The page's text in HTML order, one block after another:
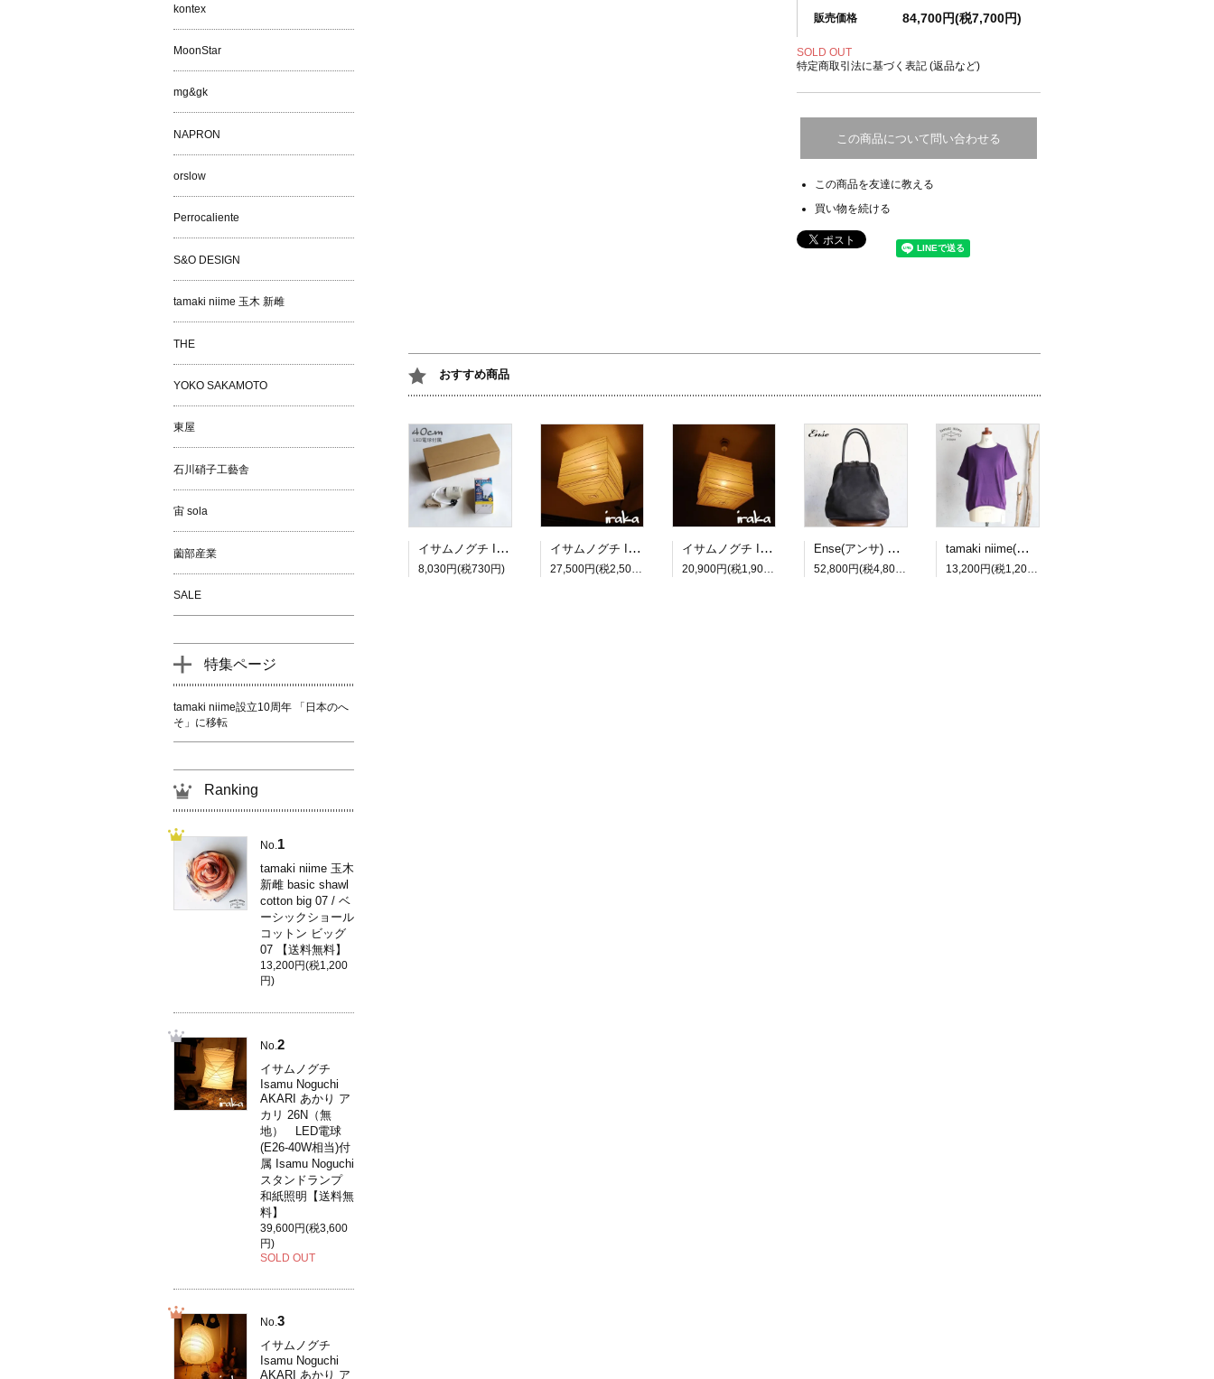
販売価格 84,700円(税7,700円)
SOLD OUT
特定商取引法に基づく表記 (返品など)
この商品について問い合わせる
この商品を友達に教える
買い物を続ける
おすすめ商品
イサムノグチ Isamu Noguchi AKARI あかり アカリ ペンダントライト専用コードソケット CD-4 LED電球(E26-40W相当)付属 約40cm
8,030円(税730円)
イサムノグチ Isamu Noguchi AKARI あかり アカリ 45X（無地） ペンダントランプ 和紙照明シェード【送料無料】
27,500円(税2,500円)
イサムノグチ Isamu Noguchi AKARI あかり アカリ 33X（無地） ペンダントランプ 和紙照明シェード【送料無料】
20,900円(税1,900円)
Ense(アンサ) gamaguchi bag black/ブラック ガマグチバッグ【送料無料】
52,800円(税4,800円)
tamaki niime(タマキ ニイメ) 玉木新雌 maru t HALF SLEEVES サイズ2 60 cotton100% マル T ハーフスリーブ コットン100％【送料無料】
13,200円(税1,200円)
kontex
MoonStar
mg&gk
NAPRON
orslow
Perrocaliente
S&O DESIGN
tamaki niime 玉木 新雌
THE
YOKO SAKAMOTO
東屋
石川硝子工藝舎
宙 sola
薗部産業
SALE
特集ページ
tamaki niime設立10周年 「日本のへ
そ」に移転
Ranking
No. 1
tamaki niime 玉木
新雌 basic shawl
cotton big 07 / ベ
ーシックショール
コットン ビッグ
07 【送料無料】
13,200円(税1,200
円)
No.2
イサムノグチ
Isamu Noguchi
AKARI あかり ア
カリ 26N（無
地） LED電球
(E26-40W相当)付
属 Isamu Noguchi
スタンドランプ
和紙照明【送料無
料】
39,600円(税3,600
円)
SOLD OUT
No.3
イサムノグチ
Isamu Noguchi
AKARI あかり ア